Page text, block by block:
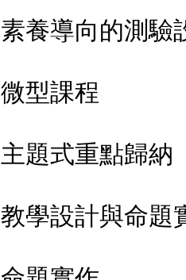
素養導向的測驗
微型課程
主題式重點歸納
教學設計與命題